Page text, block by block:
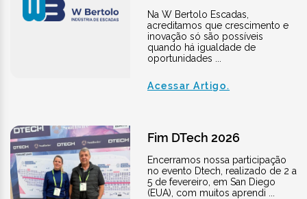
Na W Bertolo Escadas,
acreditamos que crescimento e
inovação só são possíveis
quando há igualdade de
oportunidades ...
Acessar Artigo.
Fim DTech 2026
Encerramos nossa participação
no evento Dtech, realizado de 2 a
5 de fevereiro, em San Diego
(EUA), com muitos aprendi ...